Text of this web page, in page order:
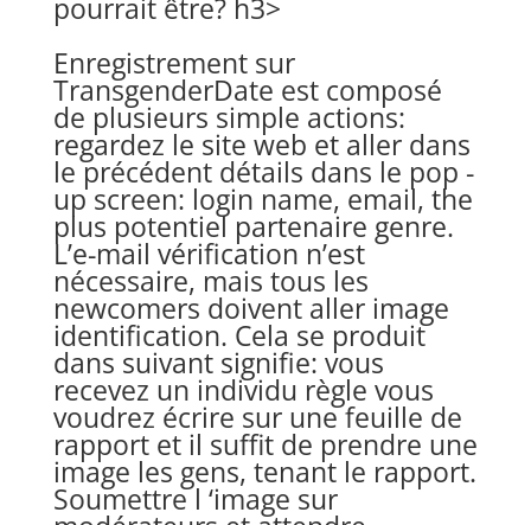
pourrait être? h3>
Enregistrement sur
TransgenderDate est composé
de plusieurs simple actions:
regardez le site web et aller dans
le précédent détails dans le pop -
up screen: login name, email, the
plus potentiel partenaire genre.
L’e-mail vérification n’est
nécessaire, mais tous les
newcomers doivent aller image
identification. Cela se produit
dans suivant signifie: vous
recevez un individu règle vous
voudrez écrire sur une feuille de
rapport et il suffit de prendre une
image les gens, tenant le rapport.
Soumettre l ‘image sur